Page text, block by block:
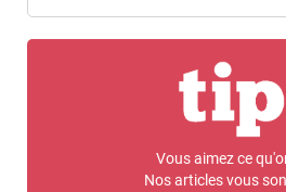
Vous aimez ce
Nos articles vous